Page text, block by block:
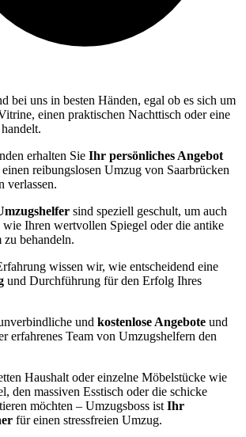
bei uns in besten Händen, egal ob es sich um
einen praktischen Nachttisch oder eine
erhalten Sie Ihr persönliches Angebot
reibungslosen Umzug von Saarbrücken
verlassen.
sind speziell geschult, um auch
Ihren wertvollen Spiegel oder die antike
zu behandeln.
wissen wir, wie entscheidend eine
und Durchführung für den Erfolg Ihres
und kostenlose Angebote und
erfahrenes Team von Umzugshelfern den
Haushalt oder einzelne Möbelstücke wie
den massiven Esstisch oder die schicke
möchten – Umzugsboss ist Ihr
für einen stressfreien Umzug.